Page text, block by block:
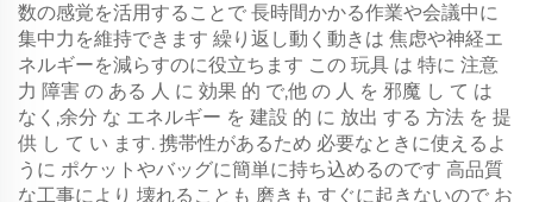
数の感覚を活用することで 長時間かかる作業や会議中に
集中力を維持できます 繰り返し動く動きは 焦虑や神経エ
ネルギーを減らすのに役立ちます この 玩具 は 特に 注意
力 障害 の ある 人 に 効果 的 で,他 の 人 を 邪魔 し て は
なく,余分 な エネルギー を 建設 的 に 放出 する 方法 を 提
供 し て い ます. 携帯性があるため 必要なときに使えるよ
うに ポケットやバッグに簡単に持ち込めるのです 高品質
な工事により 壊れることも 磨きも すぐに起きないので お